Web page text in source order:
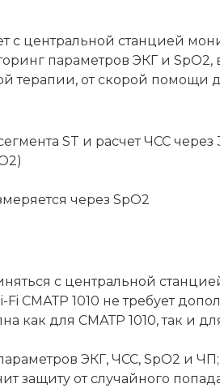
с центральной станцией
параметров ЭКГ и SpO2,
терапии, от скорой помощи
ST и расчет ЧСС
через SpO2
с центральной
СМАТР 1010 не требует
как для СМАТР 1010, так и
ЭКГ, ЧСС, SpO2 и ЧП;
защиту от случайного